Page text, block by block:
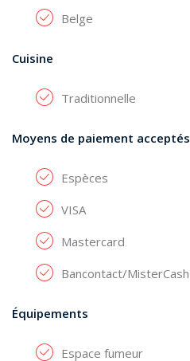
Belge
Cuisine
Traditionnelle
Moyens de paiement acceptés
Espèces
VISA
Mastercard
Bancontact/MisterCash
Équipements
Espace fumeur